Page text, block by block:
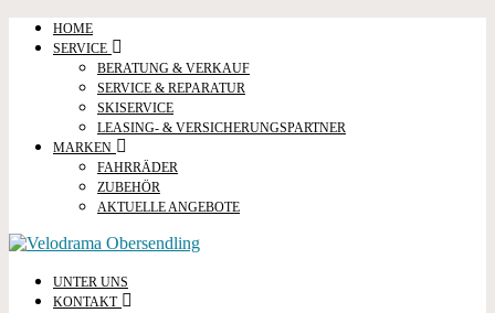
HOME
SERVICE
BERATUNG & VERKAUF
SERVICE & REPARATUR
SKISERVICE
LEASING- & VERSICHERUNGSPARTNER
MARKEN
FAHRRÄDER
ZUBEHÖR
AKTUELLE ANGEBOTE
UNTER UNS
KONTAKT